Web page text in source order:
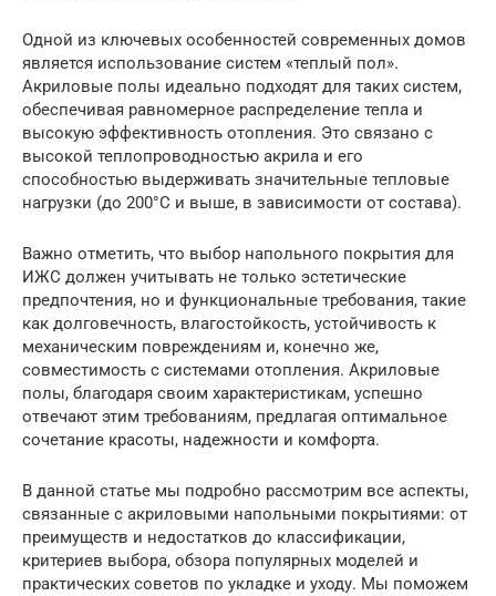
Одной из ключевых особенностей современных домов
является использование систем «теплый пол».
Акриловые полы идеально подходят для таких систем,
обеспечивая равномерное распределение тепла и
высокую эффективность отопления. Это связано с
высокой теплопроводностью акрила и его
способностью выдерживать значительные тепловые
нагрузки (до 200°C и выше, в зависимости от состава).
Важно отметить, что выбор напольного покрытия для
ИЖС должен учитывать не только эстетические
предпочтения, но и функциональные требования, такие
как долговечность, влагостойкость, устойчивость к
механическим повреждениям и, конечно же,
совместимость с системами отопления. Акриловые
полы, благодаря своим характеристикам, успешно
отвечают этим требованиям, предлагая оптимальное
сочетание красоты, надежности и комфорта.
В данной статье мы подробно рассмотрим все аспекты,
связанные с акриловыми напольными покрытиями: от
преимуществ и недостатков до классификации,
критериев выбора, обзора популярных моделей и
практических советов по укладке и уходу. Мы поможем